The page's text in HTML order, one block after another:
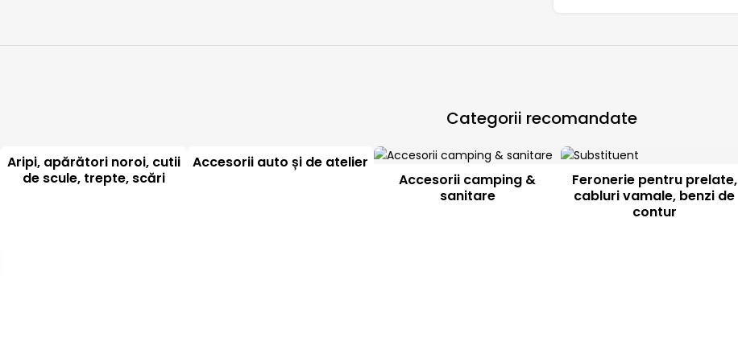
Categorii recomandate
Aripi, apărători noroi, cutii
de scule, trepte, scări
Accesorii auto și de atelier
Accesorii camping &
sanitare
Feronerie pentru prelate,
cabluri vamale, benzi de
contur